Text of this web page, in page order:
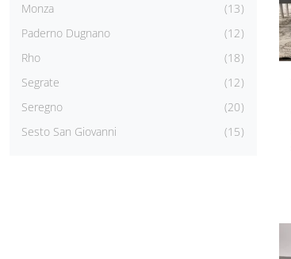
Monza
13
Paderno Dugnano
12
Rho
18
Segrate
12
Seregno
20
Sesto San Giovanni
15